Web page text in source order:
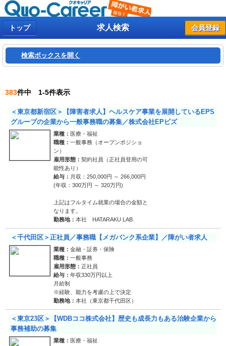
求人検索
トップ 会員登録
検索ボックスを開く
383件中 1-5件表示
＜東京都新宿区＞【障害者求人】ヘルスケア事業を展開しているEPS
グループの企業から一般事務職の募集／株式会社EPビズ
業種： 医療・福祉
職種： 一般事務（オープンポジショ
ン）
雇用形態： 契約社員（正社員登用の可
能性あり）
給与： 月収：250,000円 ～ 266,000円
(年収：300万円 ～ 320万円)
上記はフルタイム就業の場合の金額と
なります。
勤務地： 本社 HATARAKU LAB.
＜千代田区＞正社員／事務職【メガバンク系企業】／障がい者求人
業種： 金融・証券・保険
職種： 一般事務
雇用形態： 正社員
給与： 年収330万円以上
月給制
※経験、能力を考慮の上で決定
勤務地： 本社（東京都千代田区）
＜東京23区＞【WDBココ株式会社】歴史も成長力もある治験企業から
事務補助の募集
業種： 医療・福祉